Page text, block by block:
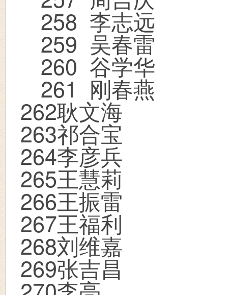
258 李志远
259 吴春雷
260 谷学华
261 刚春燕
262耿文海
263祁合宝
264李彦兵
265王慧莉
266王振雷
267王福利
268刘维嘉
269张吉昌